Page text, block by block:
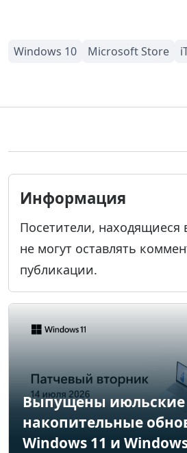
Информация
Посетители, находящиеся
не могут оставлять
публикации.
Выпущены июльские
накопительные
Windows 11 и